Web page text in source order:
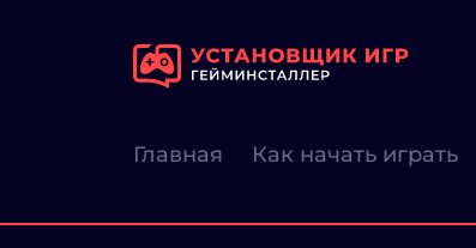
Главная Как начать играть